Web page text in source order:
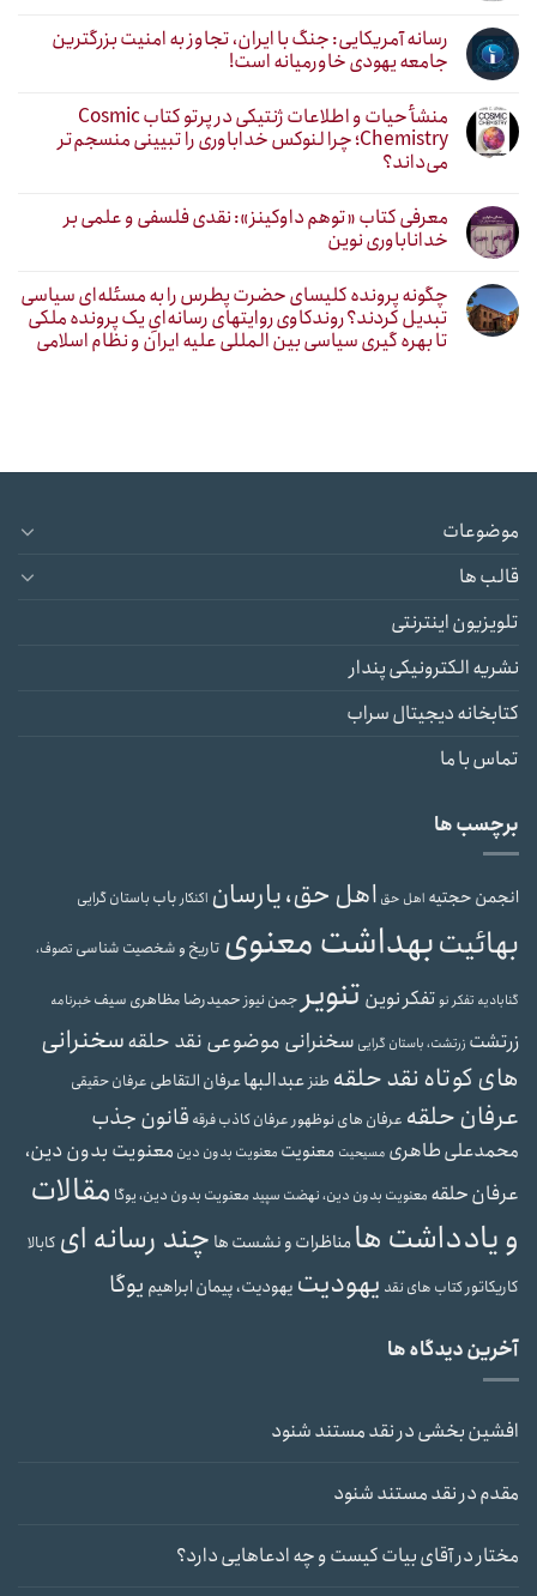
رسانه آمریکایی: جنگ با ایران، تجاوز به امنیت بزرگترین
جامعه یهودی خاورمیانه است!
منشأ حیات و اطلاعات ژنتیکی در پرتو کتاب Cosmic
Chemistry؛ چرا لنوکس خداباوری را تبیینی منسجم‌تر
می‌داند؟
معرفی کتاب «توهم داوکینز»: نقدی فلسفی و علمی بر
خداناباوری نوین
چگونه پرونده کلیسای حضرت پطرس را به مسئله‌ای سیاسی
تبدیل کردند؟ روندکاوی روایتهای رسانه‌ایِ یک پرونده ملکی
تا بهره گیری سیاسی بین المللی علیه ایران و نظام اسلامی
موضوعات
قالب ها
تلویزیون اینترنتی
نشریه الکترونیکی پندار
کتابخانه دیجیتال سراب
تماس با ما
برچسب ها
انجمن حجتیه اهل حق اهل حق، یارسان اکنکارباب باستان گرایی
بهائیتبهداشت معنوی تاریخ و شخصیت شناسی تصوف،
گنابادیه تفکر نوتفکر نوین تنویر جمن نیوزحمیدرضا مظاهری سیفخبرنامه
زرتشت زرتشت، باستان گرایی سخنرانی موضوعی نقد حلقهسخنرانی
های کوتاه نقد حلقه طنزعبدالبهاعرفان التقاطی عرفان حقیقی
عرفان حلقه عرفان های نوظهورعرفان کاذبفرقه قانون جذب
محمدعلی طاهری مسیحیت معنویت معنویت بدون دین معنویت بدون دین،
عرفان حلقه معنویت بدون دین، نهضت سپیدمعنویت بدون دین، یوگا مقالات
و یادداشت هامناظرات و نشست ها چند رسانه ای کابالا
کاریکاتورکتاب های نقد یهودیت یهودیت، پیمان ابراهیم یوگا
آخرین دیدگاه ها
افشین بخشیدرنقد مستند شنود
مقدمدرنقد مستند شنود
مختاردرآقای بیات کیست و چه ادعاهایی دارد؟